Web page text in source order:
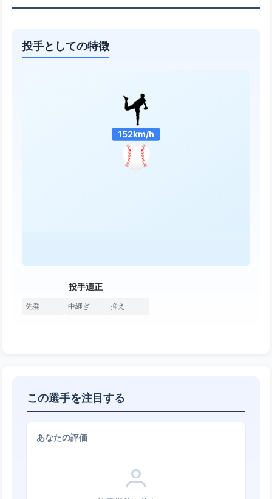
投手としての特徴
152km/h
投手適正
先発 中継ぎ 抑え
この選手を注目する
あなたの評価